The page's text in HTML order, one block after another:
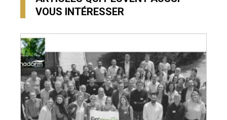
VOUS INTÉRESSER